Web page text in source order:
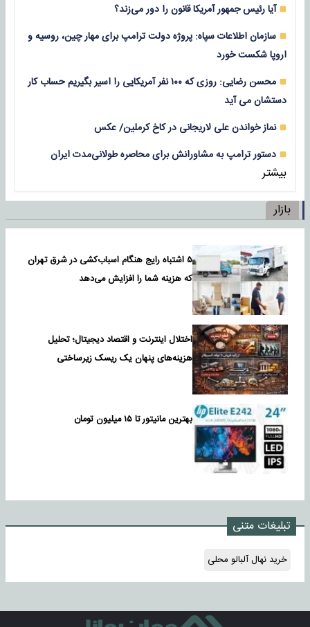
آیا رئیس جمهور آمریکا قانون را دور می‌زند؟
سازمان اطلاعات سپاه: پروژه دولت ترامپ برای مهار چین، روسیه و
اروپا شکست خورد
محسن رضایی: روزی که ۱۰۰ نفر آمریکایی را اسیر بگیریم حساب کار
دستشان می آید
نماز خواندن علی لاریجانی در کاخ کرملین/ عکس
دستور ترامپ به مشاورانش برای محاصره طولانی‌مدت ایران
بیشتر
بازار
۵ اشتباه رایج هنگام اسباب‌کشی در شرق تهران
که هزینه شما را افزایش می‌دهد
اختلال اینترنت و اقتصاد دیجیتال؛ تحلیل
هزینه‌های پنهان یک ریسک زیرساختی
بهترین مانیتور تا ۱۵ میلیون تومان
تبلیغات متنی
خرید نهال آلبالو محلی